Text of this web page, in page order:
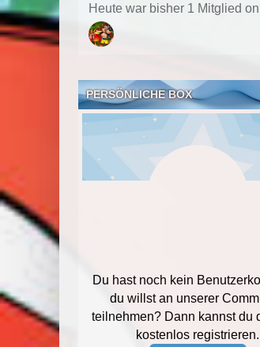
Heute war bisher 1 Mitglied
PERSÖNLICHE BOX
Du hast noch kein
du willst an unserer
teilnehmen? Dann kannst du
kostenlos registrieren.